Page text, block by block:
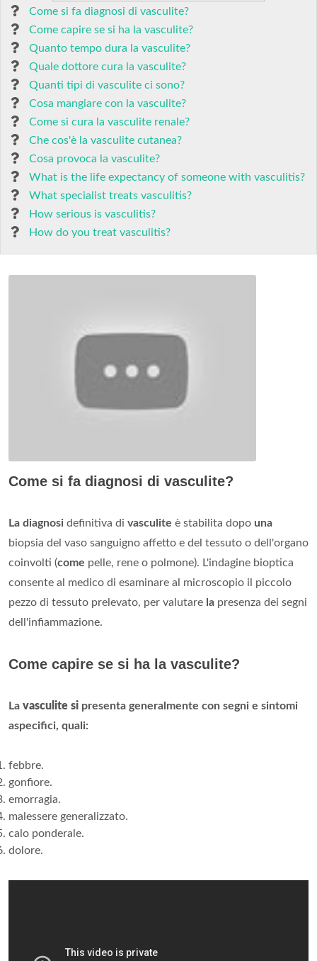
Come si fa diagnosi di vasculite?
Come capire se si ha la vasculite?
Quanto tempo dura la vasculite?
Quale dottore cura la vasculite?
Quanti tipi di vasculite ci sono?
Cosa mangiare con la vasculite?
Come si cura la vasculite renale?
Che cos'è la vasculite cutanea?
Cosa provoca la vasculite?
What is the life expectancy of someone with vasculitis?
What specialist treats vasculitis?
How serious is vasculitis?
How do you treat vasculitis?
Come si fa diagnosi di vasculite?
La diagnosi definitiva di vasculite è stabilita dopo una
biopsia del vaso sanguigno affetto e del tessuto o dell'organo
coinvolti (come pelle, rene o polmone). L'indagine bioptica
consente al medico di esaminare al microscopio il piccolo
pezzo di tessuto prelevato, per valutare la presenza dei segni
dell'infiammazione.
Come capire se si ha la vasculite?
La vasculite si presenta generalmente con segni e sintomi
aspecifici, quali:
febbre.
gonfiore.
emorragia.
malessere generalizzato.
calo ponderale.
dolore.